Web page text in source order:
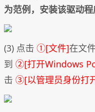
为范例，安装该驱动
(3) 点击 ①[文件]在文
到 ②[打开Windows
击 ③[以管理员身份打